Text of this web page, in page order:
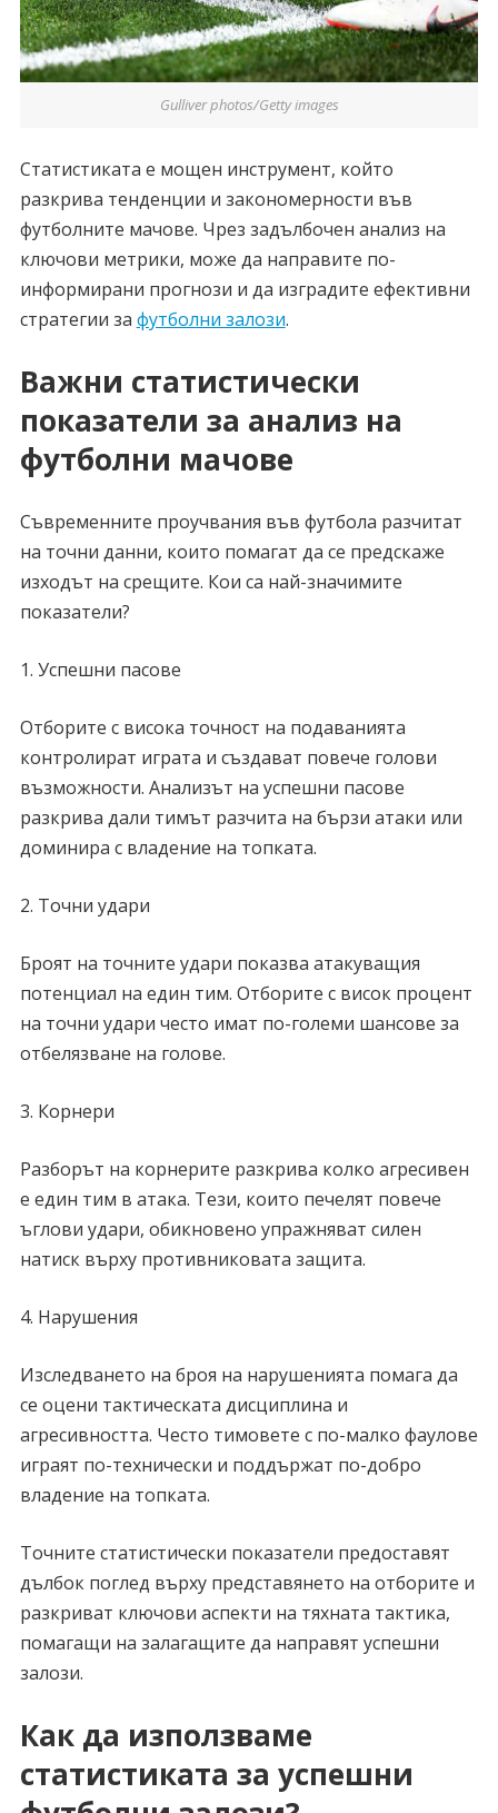
Gulliver photos/Getty images
Статистиката е мощен инструмент, който
разкрива тенденции и закономерности във
футболните мачове. Чрез задълбочен анализ на
ключови метрики, може да направите по-
информирани прогнози и да изградите ефективни
стратегии за футболни залози.
Важни статистически
показатели за анализ на
футболни мачове
Съвременните проучвания във футбола разчитат
на точни данни, които помагат да се предскаже
изходът на срещите. Кои са най-значимите
показатели?
Успешни пасове
Отборите с висока точност на подаванията
контролират играта и създават повече голови
възможности. Анализът на успешни пасове
разкрива дали тимът разчита на бързи атаки или
доминира с владение на топката.
2. Точни удари
Броят на точните удари показва атакуващия
потенциал на един тим. Отборите с висок процент
на точни удари често имат по-големи шансове за
отбелязване на голове.
3. Корнери
Разборът на корнерите разкрива колко агресивен
е един тим в атака. Тези, които печелят повече
ъглови удари, обикновено упражняват силен
натиск върху противниковата защита.
4. Нарушения
Изследването на броя на нарушенията помага да
се оцени тактическата дисциплина и
агресивността. Често тимовете с по-малко фаулове
играят по-технически и поддържат по-добро
владение на топката.
Точните статистически показатели предоставят
дълбок поглед върху представянето на отборите и
разкриват ключови аспекти на тяхната тактика,
помагащи на залагащите да направят успешни
залози.
Как да използваме
статистиката за успешни